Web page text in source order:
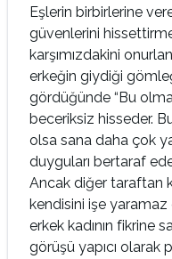
Eşlerin birbirlerine
güvenlerini
karşımızdakini
erkeğin giydiği
gördüğünde “Bu
beceriksiz hisseder.
olsa sana daha çok
duyguları bertaraf
Ancak diğer taraftan
kendisini işe
erkek kadının fikrine
görüşü yapıcı olarak